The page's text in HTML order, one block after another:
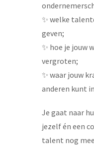
✨ welke
geven;
✨ hoe je jouw
vergroten;
✨ waar jouw
anderen kunt
Je gaat naar
jezelf én een
talent nog